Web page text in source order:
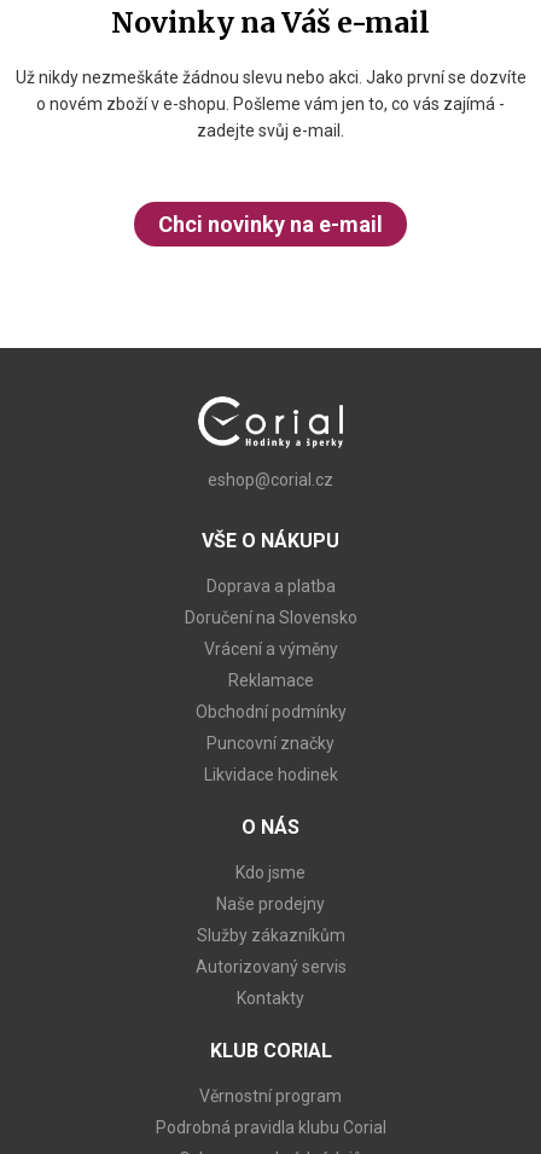
Novinky na Váš e-mail
Už nikdy nezmeškáte žádnou slevu nebo akci. Jako první se dozvíte
o novém zboží v e-shopu. Pošleme vám jen to, co vás zajímá -
zadejte svůj e-mail.
Chci novinky na e-mail
eshop@corial.cz
VŠE O NÁKUPU
Doprava a platba
Doručení na Slovensko
Vrácení a výměny
Reklamace
Obchodní podmínky
Puncovní značky
Likvidace hodinek
O NÁS
Kdo jsme
Naše prodejny
Služby zákazníkům
Autorizovaný servis
Kontakty
KLUB CORIAL
Věrnostní program
Podrobná pravidla klubu Corial